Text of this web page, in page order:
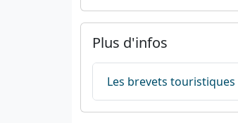
Plus d'infos
Les brevets touristiques